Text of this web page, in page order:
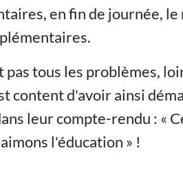
en fin de journée,
tous les problèmes,
content d'avoir ainsi
leur compte-rendu : «
l'éducation » !